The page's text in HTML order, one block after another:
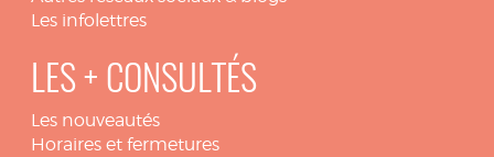
Les infolettres
LES + CONSULTÉS
Les nouveautés
Horaires et fermetures